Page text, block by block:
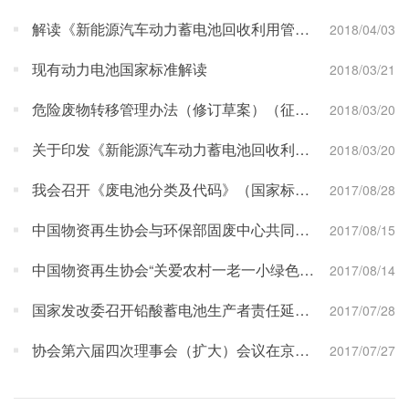
解读《新能源汽车动力蓄电池回收利用管理暂行办法》 2018/04/03
现有动力电池国家标准解读 2018/03/21
危险废物转移管理办法（修订草案）（征求意见稿） 2018/03/20
关于印发《新能源汽车动力蓄电池回收利用管理暂行办法》的通知 2018/03/20
我会召开《废电池分类及代码》（国家标准）征求意见会 2017/08/28
中国物资再生协会与环保部固废中心共同组织的考察团对欧洲相关政府和企业进行学习考察 2017/08/15
中国物资再生协会“关爱农村一老一小绿色兑换系列活动”在江西赣州启动 2017/08/14
国家发改委召开铅酸蓄电池生产者责任延伸制度实施方案研讨会 2017/07/28
协会第六届四次理事会（扩大）会议在京圆满结束 2017/07/27